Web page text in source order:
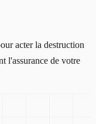
acter la destruction
l'assurance de votre